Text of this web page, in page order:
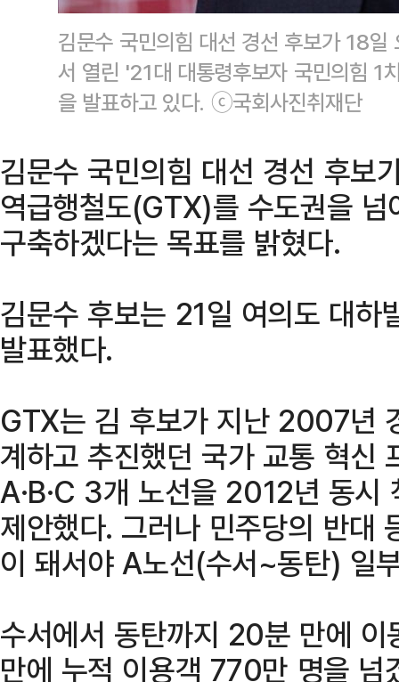
김문수 국민의힘 대선 경선 후보가 18
서 열린 '21대 대통령후보자 국민의힘 1
을 발표하고 있다. ⓒ국회사진취재단
김문수 국민의힘 대선 경선 후보
역급행철도(GTX)를 수도권을
구축하겠다는 목표를 밝혔다.
김문수 후보는 21일 여의도 대하
발표했다.
GTX는 김 후보가 지난 2007년
계하고 추진했던 국가 교통 혁신
A·B·C 3개 노선을 2012년 동시
제안했다. 그러나 민주당의 반대
이 돼서야 A노선(수서~동탄) 일
수서에서 동탄까지 20분 만에
만에 누적 이용객 770만 명을 넘